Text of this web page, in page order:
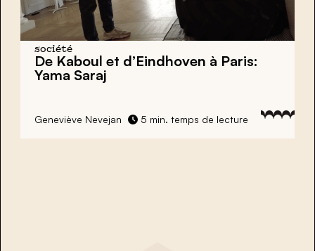
société
De Kaboul et d’Eindhoven à Paris:
Yama Saraj
Geneviève Nevejan 5 min. temps de lecture